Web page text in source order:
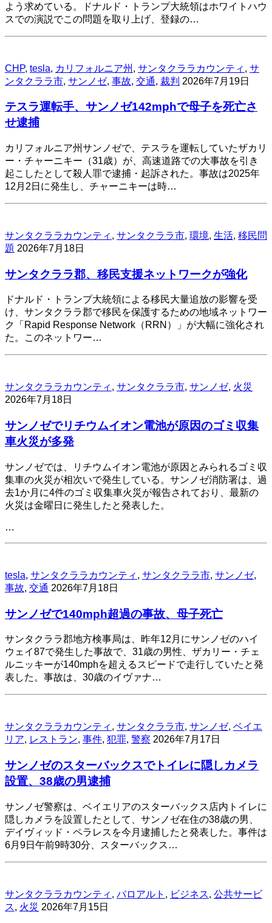
よう求めている。ドナルド・トランプ大統領はホワイトハウ
スでの演説でこの問題を取り上げ、登録の…
CHP, tesla, カリフォルニア州 , サンタクララカウンティ , サ
ンタクララ市, サンノゼ, 事故, 交通, 裁判 2026年7月19日
テスラ運転手、サンノゼ142mphで母子を死亡さ
せ逮捕
カリフォルニア州サンノゼで、テスラを運転していたザカリ
ー・チャーニキー（31歳）が、高速道路での大事故を引き
起こしたとして殺人罪で逮捕・起訴された。事故は2025年
12月2日に発生し、チャーニキーは時…
サンタクララカウンティ , サンタクララ市, 環境, 生活, 移民問
題 2026年7月18日
サンタクララ郡、移民支援ネットワークが強化
ドナルド・トランプ大統領による移民大量追放の影響を受
け、サンタクララ郡で移民を保護するための地域ネットワー
ク「Rapid Response Network（RRN）」が大幅に強化され
た。このネットワー…
サンタクララカウンティ , サンタクララ市, サンノゼ, 火災
2026年7月18日
サンノゼでリチウムイオン電池が原因のゴミ収集
車火災が多発
サンノゼでは、リチウムイオン電池が原因とみられるゴミ収
集車の火災が相次いで発生している。サンノゼ消防署は、過
去1か月に4件のゴミ収集車火災が報告されており、最新の
火災は金曜日に発生したと発表した。
…
tesla, サンタクララカウンティ , サンタクララ市, サンノゼ,
事故, 交通 2026年7月18日
サンノゼで140mph超過の事故、母子死亡
サンタクララ郡地方検事局は、昨年12月にサンノゼのハイ
ウェイ87で発生した事故で、31歳の男性、ザカリー・チェ
ルニッキーが140mphを超えるスピードで走行していたと発
表した。事故は、30歳のイヴァナ…
サンタクララカウンティ , サンタクララ市, サンノゼ, ベイエ
リア, レストラン, 事件, 犯罪, 警察 2026年7月17日
サンノゼのスターバックスでトイレに隠しカメラ
設置、38歳の男逮捕
サンノゼ警察は、ベイエリアのスターバックス店内トイレに
隠しカメラを設置したとして、サンノゼ在住の38歳の男、
デイヴィッド・ペラレスを今月逮捕したと発表した。事件は
6月9日午前9時30分、スターバックス…
サンタクララカウンティ , パロアルト , ビジネス, 公共サービ
ス, 火災 2026年7月15日